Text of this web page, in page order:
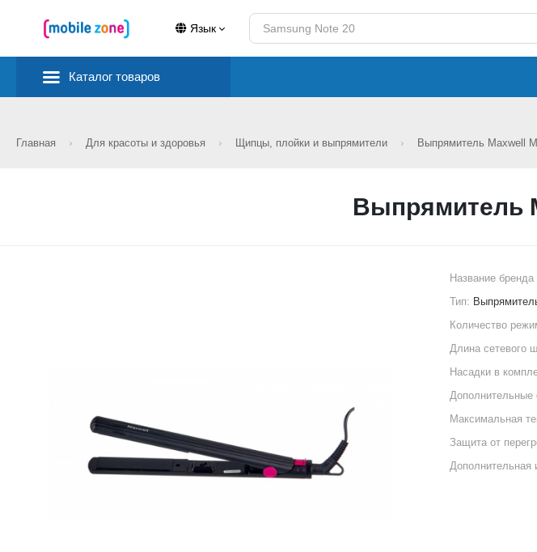
Язык
Каталог товаров
Главная Для красоты и здоровья Щипцы, плойки и выпрямители Выпрямитель Maxwell
Выпрямитель
Название бренда
Тип:
Количество
Длина сетевого
Насадки в
Максимальная
Защита от